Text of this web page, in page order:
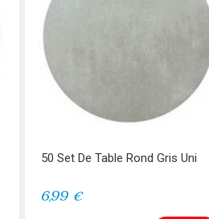
50 Set De Table Rond Gris Uni
6,99 €